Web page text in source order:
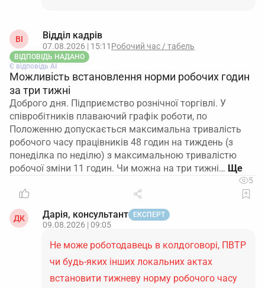
ВІ Відділ кадрів
07.08.2026 | 15:11 Робочий час / табель
ВІДПОВІДЬ НАДАНО
Є відповідь АІ
Можливість встановлення норми робочих годин
за три тижні
Доброго дня. Підприємство рознічної торгівлі. У
співробітників плаваючий графік роботи, по
Положенню допускається максимальна тривалість
робочого часу працівників 48 годин на тиждень (з
понеділка по неділю) з максимальною тривалістю
робочої зміни 11 годин. Чи можна на три тижні…
5
ДК Дарія, консультант ЕКСПЕРТ
09.08.2026 | 09:05
Не може роботодавець в колдоговорі, ПВТР
чи будь-яких інших локальних актах
встановити тижневу норму робочого часу